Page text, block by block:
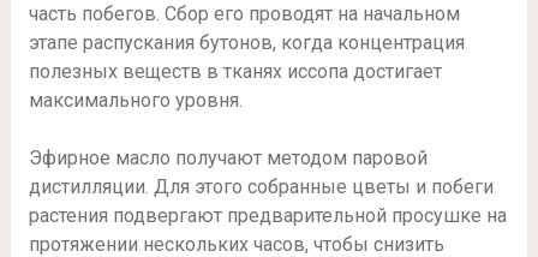
часть побегов. Сбор его проводят на начальном
этапе распускания бутонов, когда концентрация
полезных веществ в тканях иссопа достигает
максимального уровня.
Эфирное масло получают методом паровой
дистилляции. Для этого собранные цветы и побеги
растения подвергают предварительной просушке на
протяжении нескольких часов, чтобы снизить